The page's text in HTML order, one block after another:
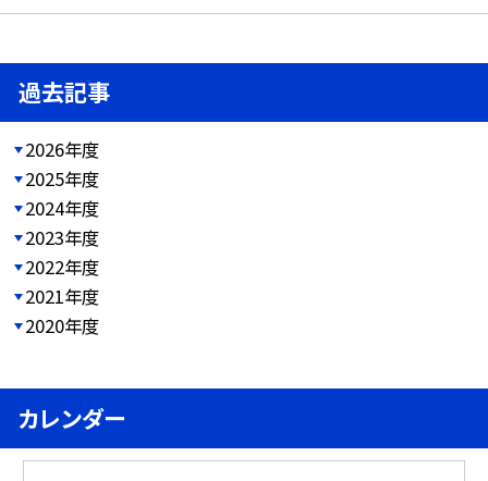
過去記事
2026年度
2025年度
2024年度
2023年度
2022年度
2021年度
2020年度
カレンダー